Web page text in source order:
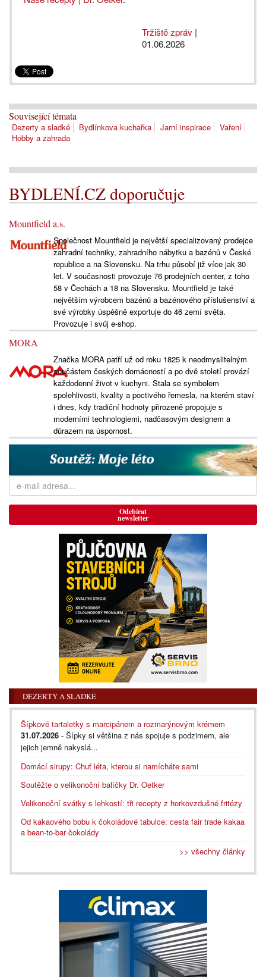
Tržiště zpráv |
01.06.2026
Související témata
Dezerty a sladké Bydlínkova kuchařka Jarní inspirace
Vaření
Hobby a zahrada
BYDLENÍ.CZ doporučuje
Mountfield a.s.
Společnost Mountfield je největší specializovaný prodejce
zahradní techniky, zahradního nábytku a bazénů v České
republice a na Slovensku. Na trhu působí již více jak 30
let. V současnosti provozuje 76 prodejních center, z toho
58 v Čechách a 18 na Slovensku. Mountfield je také
největším výrobcem bazénů a bazénového příslušenství a
své výrobky úspěšně exportuje do 46 zemí světa.
Provozuje i svůj e-shop.
MORA
Značka MORA patří už od roku 1825 k neodmyslitelným
součástem českých domácností a po dvě století provází
každodenní život v kuchyni. Stala se symbolem
spolehlivosti, kvality a poctivého řemesla, na kterém staví
i dnes, kdy tradiční hodnoty přirozeně propojuje s
moderními technologiemi, nadčasovým designem a
důrazem na úspornost.
Odebírat
newsletter
DEZERTY A SLADKÉ
Šípkové tartaletky s marcipánem a rozmarýnovým krémem
31.07.2026 - Šípky si většina z nás spojuje s podzimem, ale
jejich jemně nakyslá...
Domácí sirupy: Chuť léta, kterou si namícháte sami
Soutěžte o velikonoční balíčky Dr. Oetker
Velikonoční svátky s lehkostí: tři recepty z horkovzdušné fritézy
Od kakaového bobu k čokoládové tabulce: cesta fair trade kakaa
a bean-to-bar čokolády
>> všechny články